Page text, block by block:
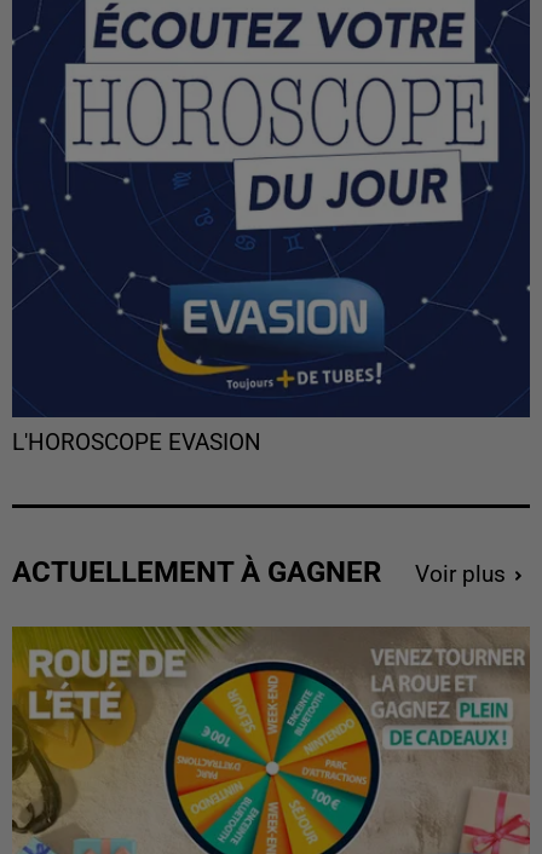
L'HOROSCOPE EVASION
ACTUELLEMENT À GAGNER Voir plus